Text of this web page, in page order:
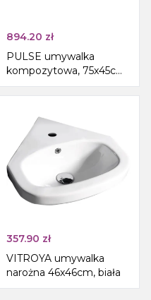
894.20 zł
PULSE umywalka
kompozytowa, 75x45cm,
lewa, biała
357.90 zł
VITROYA umywalka
narożna 46x46cm, biała